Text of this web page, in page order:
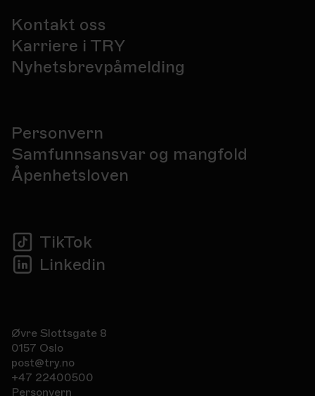
Kontakt oss
Karriere i TRY
Nyhetsbrevpåmelding
Personvern
Samfunnsansvar og mangfold
Åpenhetsloven
TikTok
Linkedin
Personvern
Øvre Slottsgate 8
0157 Oslo
post@try.no
+47 22400500